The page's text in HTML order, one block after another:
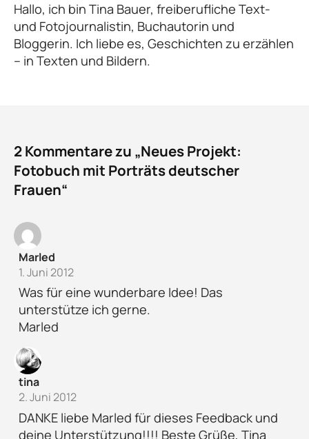
Hallo, ich bin Tina Bauer, freiberufliche Text-
und Fotojournalistin, Buchautorin und
Bloggerin. Ich liebe es, Geschichten zu erzählen
– in Texten und Bildern.
2 Kommentare zu „Neues Projekt:
Fotobuch mit Porträts deutscher
Frauen“
Marled
1. Juni 2012
Was für eine wunderbare Idee! Das
unterstütze ich gerne.
Marled
tina
2. Juni 2012
DANKE liebe Marled für dieses Feedback und
deine Unterstützung!!!! Beste Grüße, Tina